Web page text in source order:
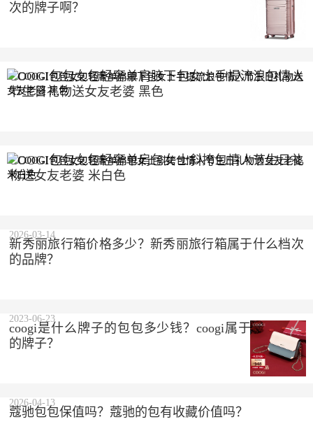
次的牌子啊？
COOGI包包女包轻奢单肩腋下包女士手提流浪包情人
节生日礼物送女友老婆 黑色
COOGI包包女包轻奢单肩包女士斜挎包情人节生日礼
物送女友老婆 米白色
新秀丽旅行箱价格多少？新秀丽旅行箱属于什么档次
的品牌？
2026-03-14
coogi是什么牌子的包包多少钱？coogi属于什么档次
的牌子？
2023-06-23
蔻驰包包保值吗？蔻驰的包有收藏价值吗？
2026-04-13